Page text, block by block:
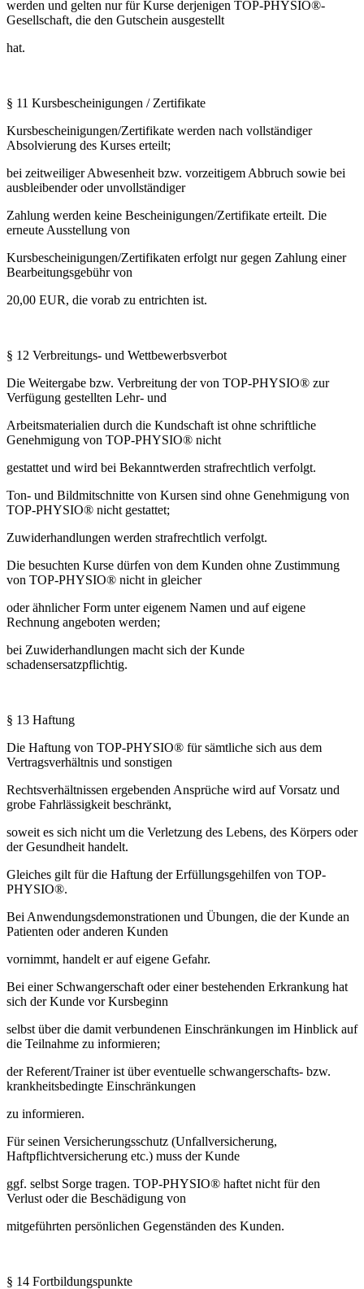
werden und gelten nur für Kurse derjenigen TOP-PHYSIO®-
Gesellschaft, die den Gutschein ausgestellt
hat.
§ 11 Kursbescheinigungen / Zertifikate
Kursbescheinigungen/Zertifikate werden nach vollständiger
Absolvierung des Kurses erteilt;
bei zeitweiliger Abwesenheit bzw. vorzeitigem Abbruch sowie bei
ausbleibender oder unvollständiger
Zahlung werden keine Bescheinigungen/Zertifikate erteilt. Die
erneute Ausstellung von
Kursbescheinigungen/Zertifikaten erfolgt nur gegen Zahlung einer
Bearbeitungsgebühr von
20,00 EUR, die vorab zu entrichten ist.
§ 12 Verbreitungs- und Wettbewerbsverbot
Die Weitergabe bzw. Verbreitung der von TOP-PHYSIO® zur
Verfügung gestellten Lehr- und
Arbeitsmaterialien durch die Kundschaft ist ohne schriftliche
Genehmigung von TOP-PHYSIO® nicht
gestattet und wird bei Bekanntwerden strafrechtlich verfolgt.
Ton- und Bildmitschnitte von Kursen sind ohne Genehmigung von
TOP-PHYSIO® nicht gestattet;
Zuwiderhandlungen werden strafrechtlich verfolgt.
Die besuchten Kurse dürfen von dem Kunden ohne Zustimmung
von TOP-PHYSIO® nicht in gleicher
oder ähnlicher Form unter eigenem Namen und auf eigene
Rechnung angeboten werden;
bei Zuwiderhandlungen macht sich der Kunde
schadensersatzpflichtig.
§ 13 Haftung
Die Haftung von TOP-PHYSIO® für sämtliche sich aus dem
Vertragsverhältnis und sonstigen
Rechtsverhältnissen ergebenden Ansprüche wird auf Vorsatz und
grobe Fahrlässigkeit beschränkt,
soweit es sich nicht um die Verletzung des Lebens, des Körpers oder
der Gesundheit handelt.
Gleiches gilt für die Haftung der Erfüllungsgehilfen von TOP-
PHYSIO®.
Bei Anwendungsdemonstrationen und Übungen, die der Kunde an
Patienten oder anderen Kunden
vornimmt, handelt er auf eigene Gefahr.
Bei einer Schwangerschaft oder einer bestehenden Erkrankung hat
sich der Kunde vor Kursbeginn
selbst über die damit verbundenen Einschränkungen im Hinblick auf
die Teilnahme zu informieren;
der Referent/Trainer ist über eventuelle schwangerschafts- bzw.
krankheitsbedingte Einschränkungen
zu informieren.
Für seinen Versicherungsschutz (Unfallversicherung,
Haftpflichtversicherung etc.) muss der Kunde
ggf. selbst Sorge tragen. TOP-PHYSIO® haftet nicht für den
Verlust oder die Beschädigung von
mitgeführten persönlichen Gegenständen des Kunden.
§ 14 Fortbildungspunkte